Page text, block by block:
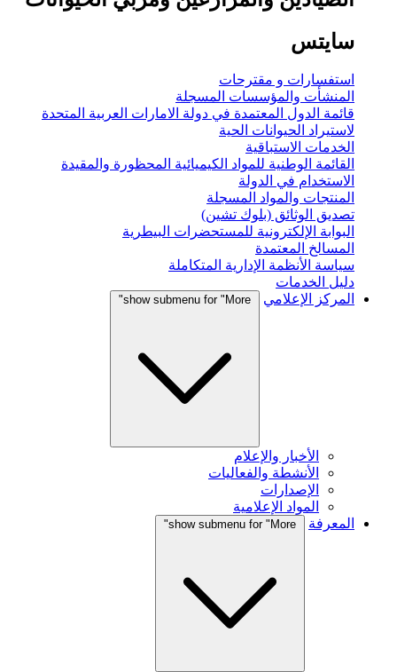
سايتس
استفسارات و مقترحات
المنشأت والمؤسسات المسجلة
قائمة الدول المعتمدة في دولة الامارات العربية المتحدة
لاستيراد الحيوانات الحية
الخدمات الاستباقية
القائمة الوطنية للمواد الكيميائية المحظورة والمقيدة
الاستخدام في الدولة
المنتجات والمواد المسجلة
تصديق الوثائق (بلوك تشين)
البوابة الإلكترونية للمستحضرات البيطرية
المسالخ المعتمدة
سياسة الأنظمة الإدارية المتكاملة
دليل الخدمات
المركز الإعلامي
show submenu for "More"
الأخبار والإعلام
الأنشطة والفعاليات
الإصدارات
المواد الإعلامية
المعرفة
show submenu for "More"